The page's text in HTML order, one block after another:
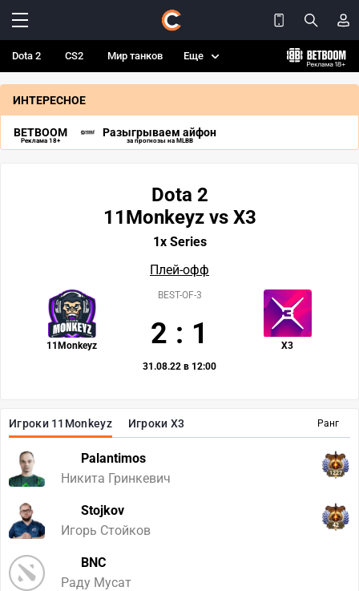
Dota 2 CS2 Мир танков Еще
ИНТЕРЕСНОЕ
BETBOOM
Реклама 18+
Разыгрываем айфон
за прогнозы на MLBB
Ранг
Игроки 11Monkeyz Игроки X3
Palantimos
Никита Гринкевич
1227
Stojkov
Игорь Стойков
42
BNC
Раду Мусат
Dota 2
11Monkeyz vs X3
1x Series
Плей-офф
11Monkeyz X3
BEST-OF-3
2 : 1
31.08.22 в 12:00